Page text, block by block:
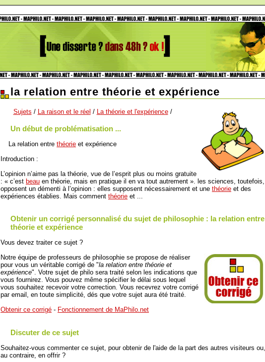
la relation entre théorie et expérience
Sujets / La raison et le réel / La théorie et l'expérience/
Un début de problématisation ...
La relation entre théorie et expérience
Introduction :
L’opinion n’aime pas la théorie, vue de l’esprit plus ou moins gratuite
: « c’est beau en théorie, mais en pratique il en va tout autrement ». les sciences, toutefois,
opposent un démenti à l’opinion : elles supposent nécessairement et une théorie et des
expériences établies. Mais comment théorie et ...
Obtenir un corrigé personnalisé du sujet de philosophie : la relation entre
théorie et expérience
Vous devez traiter ce sujet ?
Notre équipe de professeurs de philosophie se propose de réaliser
pour vous un véritable corrigé de "la relation entre théorie et
expérience". Votre sujet de philo sera traité selon les indications que
vous fournirez. Vous pouvez même spécifier le délai sous lequel
vous souhaitez recevoir votre correction. Vous recevrez votre corrigé
par email, en toute simplicité, dés que votre sujet aura été traité.
Obtenir ce corrigé - Fonctionnement de MaPhilo.net
Discuter de ce sujet
Souhaitez-vous commenter ce sujet, pour obtenir de l'aide de la part des autres visiteurs ou,
au contraire, en offrir ?